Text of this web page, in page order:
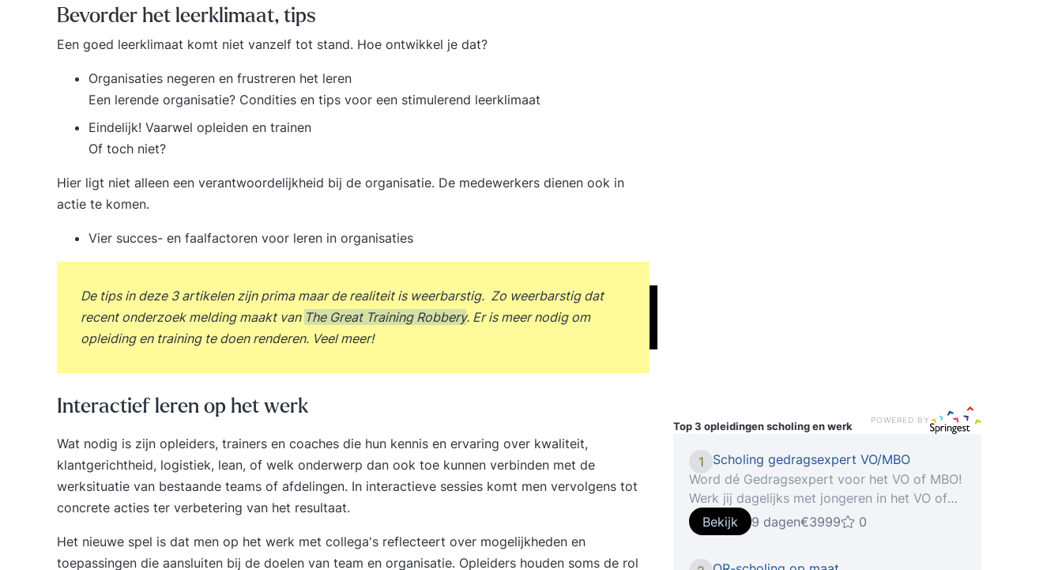
Bevorder het leerklimaat, tips
Een goed leerklimaat komt niet vanzelf tot stand. Hoe ontwikkel je dat?
Organisaties negeren en frustreren het leren
Een lerende organisatie? Condities en tips voor een stimulerend leerklimaat
Eindelijk! Vaarwel opleiden en trainen
Of toch niet?
Hier ligt niet alleen een verantwoordelijkheid bij de organisatie. De medewerkers dienen ook in
actie te komen.
Vier succes- en faalfactoren voor leren in organisaties
De tips in deze 3 artikelen zijn prima maar de realiteit is weerbarstig. Zo weerbarstig dat
recent onderzoek melding maakt van The Great Training Robbery. Er is meer nodig om
opleiding en training te doen renderen. Veel meer!
Interactief leren op het werk
Wat nodig is zijn opleiders, trainers en coaches die hun kennis en ervaring over kwaliteit,
klantgerichtheid, logistiek, lean, of welk onderwerp dan ook toe kunnen verbinden met de
werksituatie van bestaande teams of afdelingen. In interactieve sessies komt men vervolgens tot
concrete acties ter verbetering van het resultaat.
Het nieuwe spel is dat men op het werk met collega's reflecteert over mogelijkheden en
toepassingen die aansluiten bij de doelen van team en organisatie. Opleiders houden soms de rol
Top 3 opleidingenscholing en werk POWERED BY
1
Scholing gedragsexpert VO/MBO
Word dé Gedragsexpert voor het VO of MBO!
Werk jij dagelijks met jongeren in het VO of
MBO, maar merk je dat hun gedrag steeds
uitdagender wordt? Vraag je je wel eens af
Bekijk 9 dagen€3999 0